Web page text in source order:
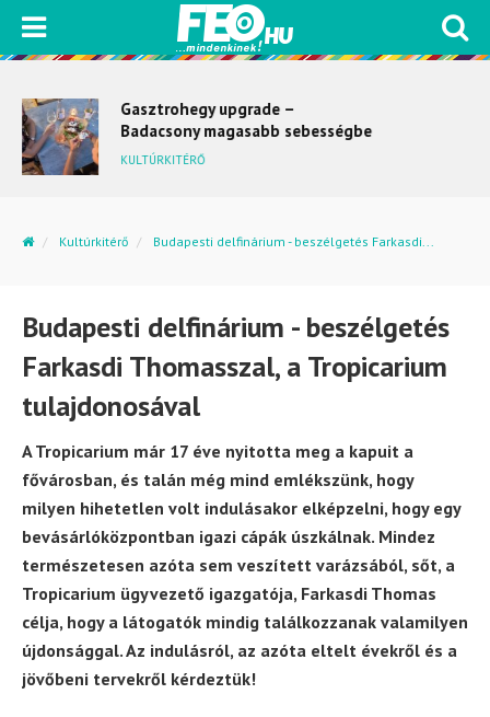
Gasztrohegy upgrade –
Badacsony magasabb sebességbe
kapcsol
KULTÚRKITÉRŐ
Kultúrkitérő Budapesti delfinárium - beszélgetés Farkasdi...
Budapesti delfinárium - beszélgetés
Farkasdi Thomasszal, a Tropicarium
tulajdonosával
A Tropicarium már 17 éve nyitotta meg a kapuit a
fővárosban, és talán még mind emlékszünk, hogy
milyen hihetetlen volt indulásakor elképzelni, hogy egy
bevásárlóközpontban igazi cápák úszkálnak. Mindez
természetesen azóta sem veszített varázsából, sőt, a
Tropicarium ügyvezető igazgatója, Farkasdi Thomas
célja, hogy a látogatók mindig találkozzanak valamilyen
újdonsággal. Az indulásról, az azóta eltelt évekről és a
jövőbeni tervekről kérdeztük!